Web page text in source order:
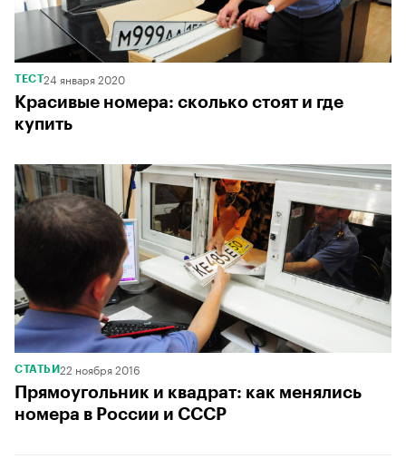
ТЕСТ24 января 2020
Красивые номера: сколько стоят и где
купить
СТАТЬИ22 ноября 2016
Прямоугольник и квадрат: как менялись
номера в России и СССР